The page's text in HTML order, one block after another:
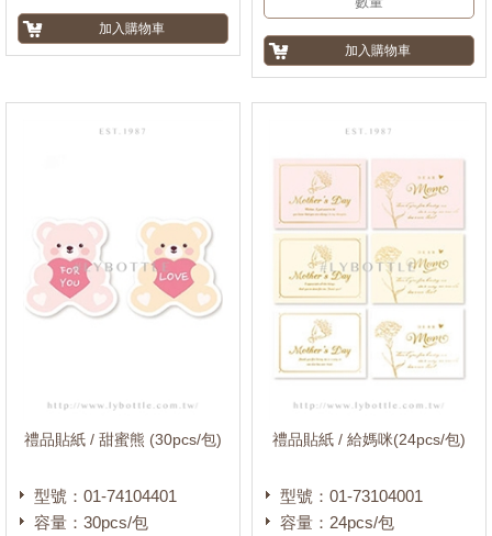
禮品貼紙 / 甜蜜熊 (30pcs/包)
型號：01-74104401
容量：30pcs/包
禮品貼紙 / 給媽咪(24pcs/包)
型號：01-73104001
容量：24pcs/包